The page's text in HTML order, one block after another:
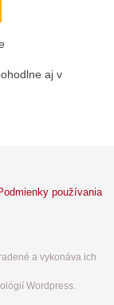
aj v
používania
a vykonáva ich
Wordpress.